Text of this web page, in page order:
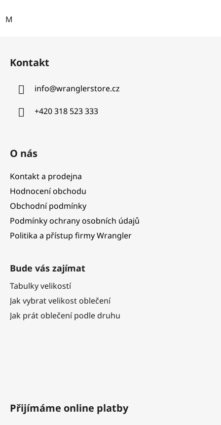
M
Kontakt
info@wranglerstore.cz
+420 318 523 333
O nás
Kontakt a prodejna
Hodnocení obchodu
Obchodní podmínky
Podmínky ochrany osobních údajů
Politika a přístup firmy Wrangler
Bude vás zajímat
Tabulky velikostí
Jak vybrat velikost oblečení
Jak prát oblečení podle druhu
Přijímáme online platby